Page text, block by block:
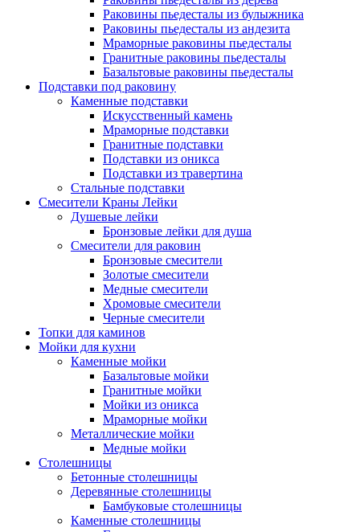
Раковины пьедесталы из булыжника
Раковины пьедесталы из андезита
Мраморные раковины пьедесталы
Гранитные раковины пьедесталы
Базальтовые раковины пьедесталы
Подставки под раковину
Каменные подставки
Искусственный камень
Мраморные подставки
Гранитные подставки
Подставки из оникса
Подставки из травертина
Стальные подставки
Смесители Краны Лейки
Душевые лейки
Бронзовые лейки для душа
Смесители для раковин
Бронзовые смесители
Золотые смесители
Медные смесители
Хромовые смесители
Черные смесители
Топки для каминов
Мойки для кухни
Каменные мойки
Базальтовые мойки
Гранитные мойки
Мойки из оникса
Мраморные мойки
Металлические мойки
Медные мойки
Столешницы
Бетонные столешницы
Деревянные столешницы
Бамбуковые столешницы
Каменные столешницы